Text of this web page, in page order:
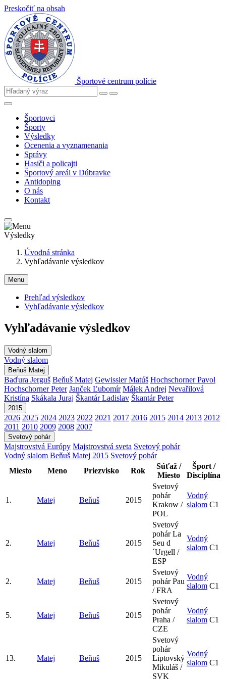
Preskočiť na obsah
Športové centrum polície
Športovci
Športy
Výsledky
Ocenenia a vyznamenania
Správy
Hasiči a policajti
Športový areál v Dúbravke
Antidoping
O nás
Kontakt
Výsledky
Úvodná stránka
Vyhľadávanie výsledkov
Menu
Prehľad výsledkov
Vyhľadávanie výsledkov
Vyhľadávanie výsledkov
Vodný slalom
Vodný slalom
Beňuš Matej
Baďura Jerguš Beňuš Matej Gewissler Matúš Hochschorner Pavol
Hochschorner Peter Janček Ľubomír Málek Andrej Nevařilová
Kristína Skákala Juraj Škantár Ladislav Škantár Peter
2015
2026 2025 2024 2023 2022 2021 2017 2016 2015 2014 2013 2012
2011 2010 2009 2008 2007
Svetový pohár
Majstrovstvá Európy Majstrovstvá sveta Svetový pohár
Vodný slalom Beňuš Matej 2015 Svetový pohár
Miesto
Meno Priezvisko Rok
Súťaž /
Miesto
Šport /
Disciplína
1. Matej Beňuš 2015
Svetový
pohár
Krakow /
POL
Vodný
slalom C1
2. Matej Beňuš 2015
Svetový
pohárLa
Seu d
´Urgell /
ESP
Vodný
slalom C1
2. Matej Beňuš 2015
Svetový
pohárPau
/ FRA
Vodný
slalom C1
5. Matej Beňuš 2015
Svetový
pohár
Praha /
CZE
Vodný
slalom C1
13. Matej Beňuš 2015
Svetový
pohár
Liptovský
Mikuláš /
SVK
Vodný
slalom C1